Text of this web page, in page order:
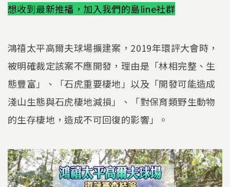
想收到最新推播，加入我們的島line社群
鴻禧太平高爾夫球場擴建案，2019年環評大會時，
被明確裁定該案不應開發，理由是「林相完整、生
態豐富」、「石虎重要棲地」以及「開發可能造成
淺山生態與石虎棲地減損」、「對保育類野生動物
的生存棲地，造成不可回復的影響」。